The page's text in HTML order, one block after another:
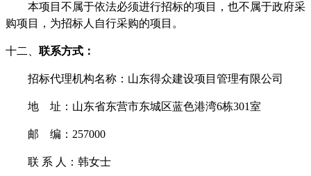
本项目不属于依法必须进行招标的项目，也不属于政府采
购项目，为招标人自行采购的项目。
十二、 联系方式 ：
招标代理机构名称： 山东得众建设项目管理有限公司
地 址： 山东省东营市东城区蓝色港湾6栋301室
邮 编： 257000
联 系 人：韩女士